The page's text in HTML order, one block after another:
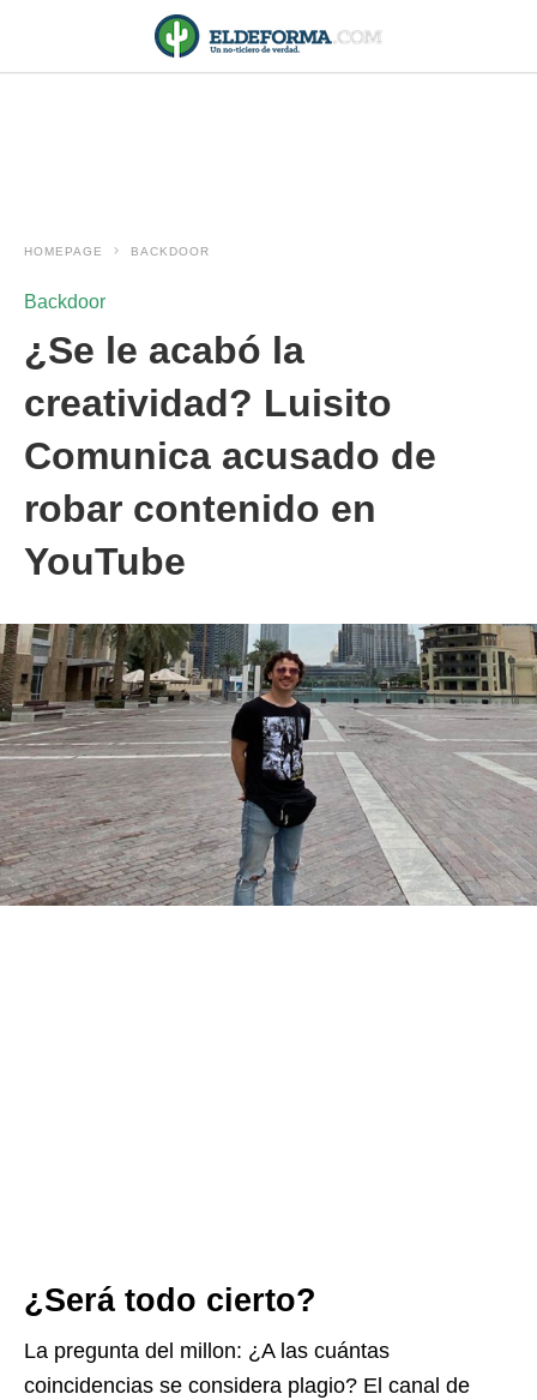
HOMEPAGE BACKDOOR
Backdoor
¿Se le acabó la
creatividad? Luisito
Comunica acusado de
robar contenido en
YouTube
¿Será todo cierto?
La pregunta del millon: ¿A las cuántas
coincidencias se considera plagio? El canal de